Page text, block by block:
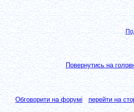
Повернутись на
Обговорити на форумі перейти на